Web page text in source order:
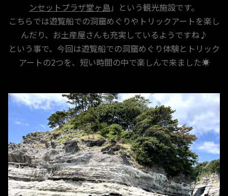
ンセットプラザ堂ヶ島 」という観光施設です。
こちらでは遊覧船での洞窟めぐりやトリックアートを楽し
んだり、お土産屋さんも充実しているようですね♪
という事で、今回は遊覧船での洞窟めぐり体験とトリック
アートの2つを、短い時間の中で楽しんで来ました☀